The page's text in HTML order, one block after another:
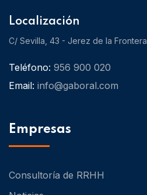
Localización
C/ Sevilla, 43 - Jerez de la Frontera
Teléfono: 956 900 020
Email: info@gaboral.com
Empresas
Consultoría de RRHH